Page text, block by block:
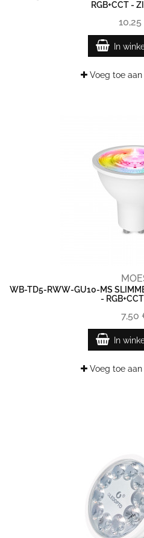
RGB+CCT -
In
Voeg toe
WB-TD5-RWW-GU10-MS
-
7,50
In
Voeg toe